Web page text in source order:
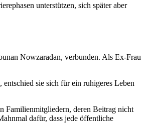
unterstützen, sich später aber
Nowzaradan, verbunden. Als Ex-Frau
sie sich für ein ruhigeres Leben
Familienmitgliedern, deren Beitrag nicht
dafür, dass jede öffentliche